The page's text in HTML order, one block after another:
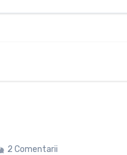
2 Comentarii